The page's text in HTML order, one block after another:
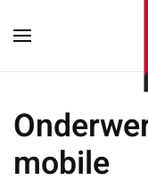
Terug naar
mobile